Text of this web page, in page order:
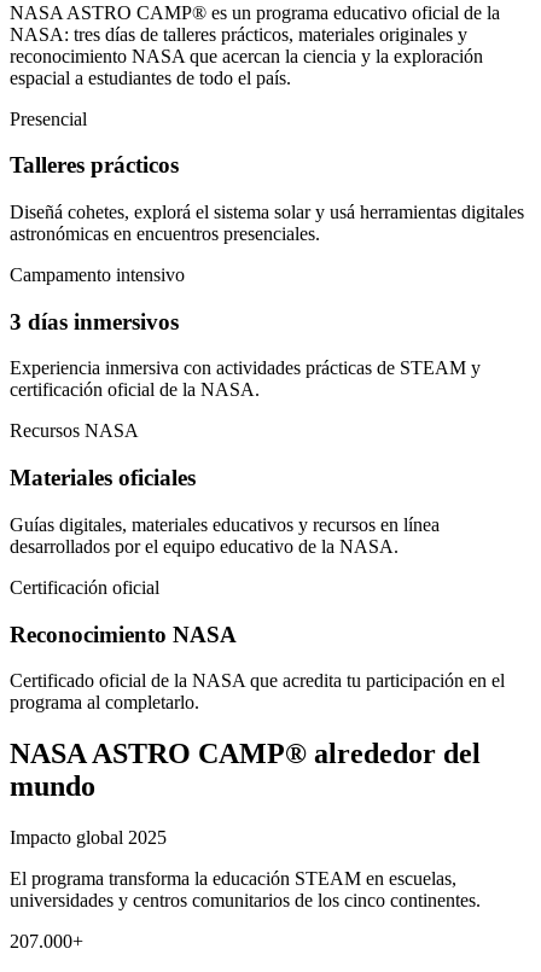
NASA ASTRO CAMP® es un programa educativo oficial de la
NASA: tres días de talleres prácticos, materiales originales y
reconocimiento NASA que acercan la ciencia y la exploración
espacial a estudiantes de todo el país.
Presencial
Talleres prácticos
Diseñá cohetes, explorá el sistema solar y usá herramientas digitales
astronómicas en encuentros presenciales.
Campamento intensivo
3 días inmersivos
Experiencia inmersiva con actividades prácticas de STEAM y
certificación oficial de la NASA.
Recursos NASA
Materiales oficiales
Guías digitales, materiales educativos y recursos en línea
desarrollados por el equipo educativo de la NASA.
Certificación oficial
Reconocimiento NASA
Certificado oficial de la NASA que acredita tu participación en el
programa al completarlo.
NASA ASTRO CAMP® alrededor del
mundo
Impacto global 2025
El programa transforma la educación STEAM en escuelas,
universidades y centros comunitarios de los cinco continentes.
207.000+